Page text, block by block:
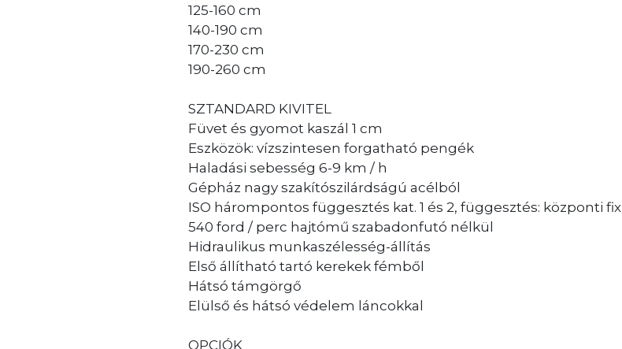
125-160 cm
140-190 cm
170-230 cm
190-260 cm
SZTANDARD KIVITEL
Füvet és gyomot kaszál 1 cm
Eszközök: vízszintesen forgatható pengék
Haladási sebesség 6-9 km / h
Gépház nagy szakítószilárdságú acélból
ISO hárompontos függesztés kat. 1 és 2, függesztés: központi fix
540 ford / perc hajtómű szabadonfutó nélkül
Hidraulikus munkaszélesség-állítás
Első állítható tartó kerekek fémből
Hátsó támgörgő
Elülső és hátsó védelem láncokkal
OPCIÓK